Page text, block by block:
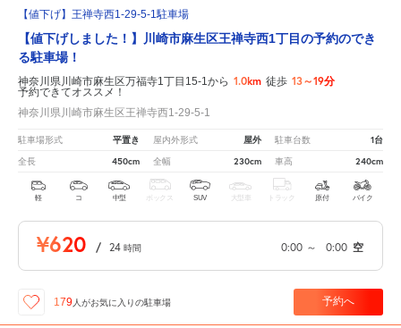
【値下げ】王禅寺西1-29-5-1駐車場
【値下げしました！】川崎市麻生区王禅寺西1丁目の予約のでき
る駐車場！
神奈川県川崎市麻生区万福寺1丁目15-1から 1.0km 徒歩 13～19分
予約できてオススメ！
神奈川県川崎市麻生区王禅寺西1-29-5-1
駐車場形式 平置き 屋内外形式 屋外 駐車台数 1台
全長 450cm 全幅 230cm 車高 240cm
軽 コ 中型 ボックス SUV 大型車 トラック 原付 バイク
¥620 / 24 時間 0:00 ～ 0:00 空
179 人がお気に入りの駐車場 予約へ